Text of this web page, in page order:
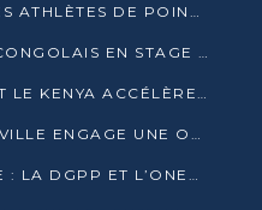
LA FÉCOTAE SENSIBILISE LES ATHLÈTES DE POINTE-NOIRE À L’HYGIÈNE ALIMENTA
SMIB 2026 : DIX ATHLÈTES CONGOLAIS EN STAGE AU KENYA
FONDS BLEU : LE CONGO ET LE KENYA ACCÉLÈRENT LA MOBILISATION DES FINANCEMENTS
DETTE PUBLIQUE : BRAZZAVILLE ENGAGE UNE OPÉRATION DE RACHAT DE 575 MILLIONS DE DOLLARS
GOUVERNANCE FINANCIÈRE : LA DGPP ET L’ONEC-C VERS UN PARTENARIAT POUR ASSAINIR LES ENTREPRISES PUBLIQUES